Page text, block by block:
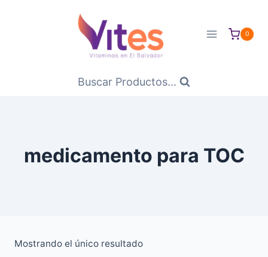
0
Buscar Productos...
medicamento para TOC
Mostrando el único resultado